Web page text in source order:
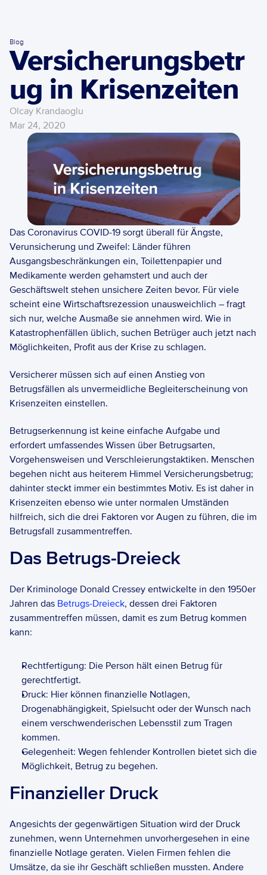
Blog
Versicherungsbetr
ug in Krisenzeiten
Olcay Krandaoglu
Mar 24, 2020
Das Coronavirus COVID-19 sorgt überall für Ängste,
Verunsicherung und Zweifel: Länder führen
Ausgangsbeschränkungen ein, Toilettenpapier und
Medikamente werden gehamstert und auch der
Geschäftswelt stehen unsichere Zeiten bevor. Für viele
scheint eine Wirtschaftsrezession unausweichlich – fragt
sich nur, welche Ausmaße sie annehmen wird. Wie in
Katastrophenfällen üblich, suchen Betrüger auch jetzt nach
Möglichkeiten, Profit aus der Krise zu schlagen.
Versicherer müssen sich auf einen Anstieg von
Betrugsfällen als unvermeidliche Begleiterscheinung von
Krisenzeiten einstellen.
Betrugserkennung ist keine einfache Aufgabe und
erfordert umfassendes Wissen über Betrugsarten,
Vorgehensweisen und Verschleierungstaktiken. Menschen
begehen nicht aus heiterem Himmel Versicherungsbetrug;
dahinter steckt immer ein bestimmtes Motiv. Es ist daher in
Krisenzeiten ebenso wie unter normalen Umständen
hilfreich, sich die drei Faktoren vor Augen zu führen, die im
Betrugsfall zusammentreffen.
Das Betrugs-Dreieck
Der Kriminologe Donald Cressey entwickelte in den 1950er
Jahren das Betrugs-Dreieck, dessen drei Faktoren
zusammentreffen müssen, damit es zum Betrug kommen
kann:
Rechtfertigung: Die Person hält einen Betrug für
gerechtfertigt.
Druck: Hier können finanzielle Notlagen,
Drogenabhängigkeit, Spielsucht oder der Wunsch nach
einem verschwenderischen Lebensstil zum Tragen
kommen.
Gelegenheit: Wegen fehlender Kontrollen bietet sich die
Möglichkeit, Betrug zu begehen.
Finanzieller Druck
Angesichts der gegenwärtigen Situation wird der Druck
zunehmen, wenn Unternehmen unvorhergesehen in eine
finanzielle Notlage geraten. Vielen Firmen fehlen die
Umsätze, da sie ihr Geschäft schließen mussten. Andere